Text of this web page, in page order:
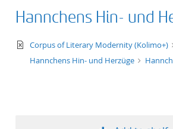
Hannchens Hin- und
text/xml
Corpus of Literary Modernity (Kolimo+)
Hannchens Hin- und Herzüge